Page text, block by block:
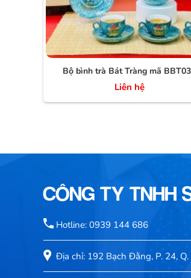
Bộ bình trà Bát Tràng mã
Liên hệ
CÔNG TY TNHH
Hotline: 0939 144 686
Địa chỉ: 192 Bạch Đằng, P. 24,